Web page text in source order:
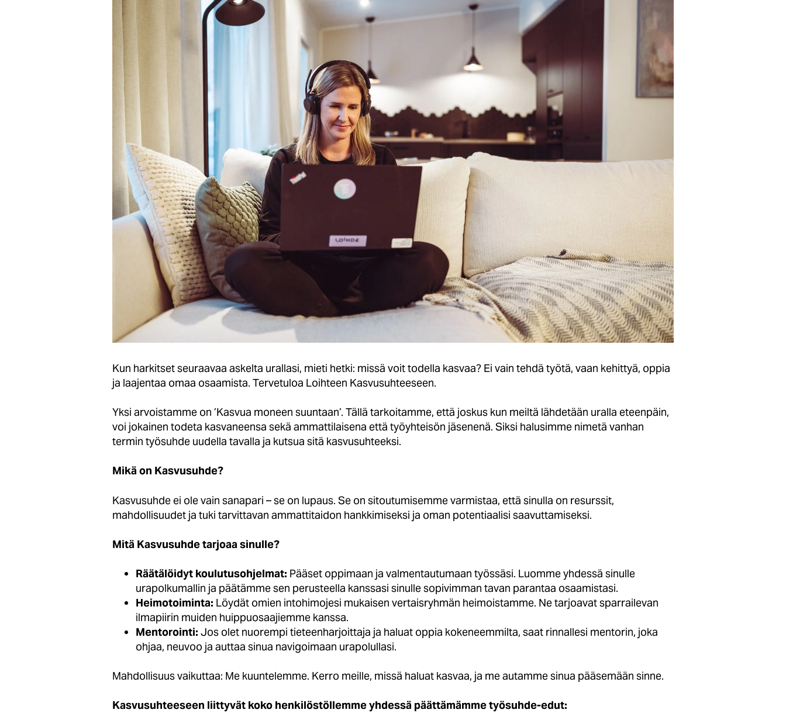
Kun harkitset seuraavaa askelta urallasi, mieti hetki: missä voit todella kasvaa? Ei vain tehdä työtä, vaan kehittyä, oppia
ja laajentaa omaa osaamista. Tervetuloa Loihteen Kasvusuhteeseen.
Yksi arvoistamme on ’Kasvua moneen suuntaan’. Tällä tarkoitamme, että joskus kun meiltä lähdetään uralla eteenpäin,
voi jokainen todeta kasvaneensa sekä ammattilaisena että työyhteisön jäsenenä. Siksi halusimme nimetä vanhan
termin työsuhde uudella tavalla ja kutsua sitä kasvusuhteeksi.
Mikä on Kasvusuhde?
Kasvusuhde ei ole vain sanapari – se on lupaus. Se on sitoutumisemme varmistaa, että sinulla on resurssit,
mahdollisuudet ja tuki tarvittavan ammattitaidon hankkimiseksi ja oman potentiaalisi saavuttamiseksi.
Mitä Kasvusuhde tarjoaa sinulle?
Räätälöidyt koulutusohjelmat: Pääset oppimaan ja valmentautumaan työssäsi. Luomme yhdessä sinulle
urapolkumallin ja päätämme sen perusteella kanssasi sinulle sopivimman tavan parantaa osaamistasi.
Heimotoiminta: Löydät omien intohimojesi mukaisen vertaisryhmän heimoistamme. Ne tarjoavat sparrailevan
ilmapiirin muiden huippuosaajiemme kanssa.
Mentorointi: Jos olet nuorempi tieteenharjoittaja ja haluat oppia kokeneemmilta, saat rinnallesi mentorin, joka
ohjaa, neuvoo ja auttaa sinua navigoimaan urapolullasi.
Mahdollisuus vaikuttaa: Me kuuntelemme. Kerro meille, missä haluat kasvaa, ja me autamme sinua pääsemään sinne.
Kasvusuhteeseen liittyvät koko henkilöstöllemme yhdessä päättämämme työsuhde-edut: